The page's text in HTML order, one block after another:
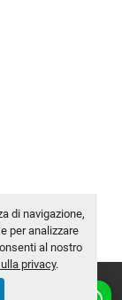
di navigazione,
per analizzare
al nostro
privacy.